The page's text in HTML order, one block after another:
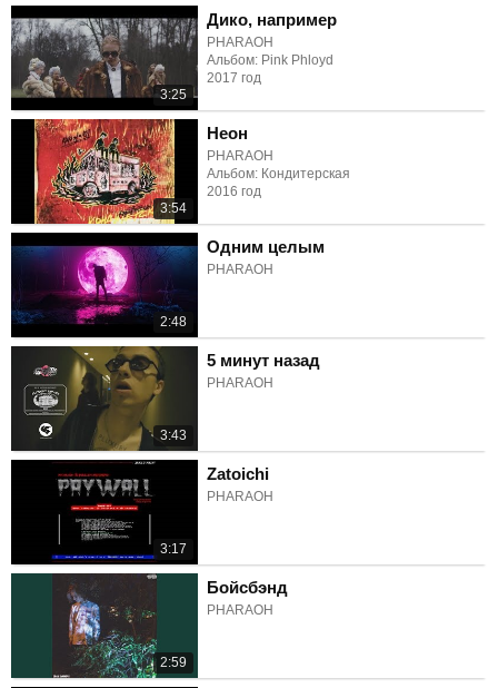
3:25
Дико, например
PHARAOH
Альбом: Pink Phloyd
2017 год
3:54
Неон
PHARAOH
Альбом: Кондитерская
2016 год
2:48
Одним целым
PHARAOH
3:43
5 минут назад
PHARAOH
3:17
Zatoichi
PHARAOH
2:59
Бойсбэнд
PHARAOH